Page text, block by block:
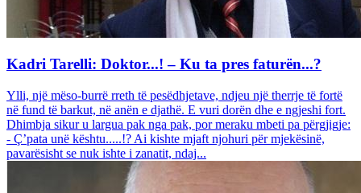
Kadri Tarelli: Doktor...! – Ku ta pres faturën...?
Ylli, një mëso-burrë rreth të pesëdhjetave, ndjeu një therrje të fortë
në fund të barkut, në anën e djathë. E vuri dorën dhe e ngjeshi fort.
Dhimbja sikur u largua pak nga pak, por meraku mbeti pa përgjigje:
- Ç’pata unë kështu.....!? Ai kishte mjaft njohuri për mjekësinë,
pavarësisht se nuk ishte i zanatit, ndaj...